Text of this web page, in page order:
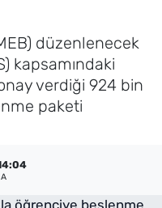
düzenlenecek
kapsamındaki
verdiği 924 bin
paketi